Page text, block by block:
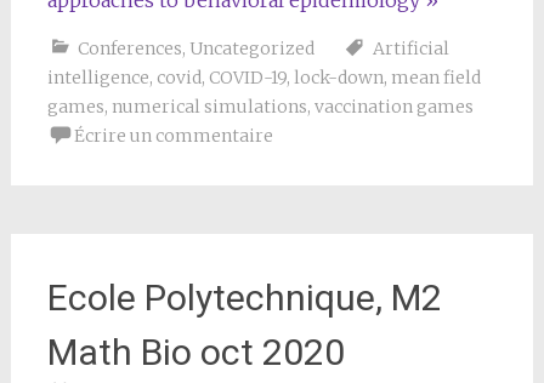
Conferences, Uncategorized
Artificial
intelligence, covid, COVID-19, lock-down, mean field
games, numerical simulations, vaccination games
Écrire un commentaire
Ecole Polytechnique, M2
Math Bio oct 2020